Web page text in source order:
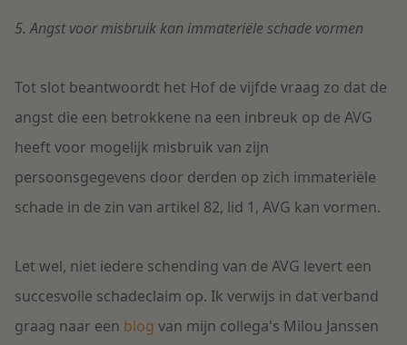
5. Angst voor misbruik kan immateriële schade vormen
Tot slot beantwoordt het Hof de vijfde vraag zo dat de
angst die een betrokkene na een inbreuk op de AVG
heeft voor mogelijk misbruik van zijn
persoonsgegevens door derden op zich immateriële
schade in de zin van artikel 82, lid 1, AVG kan vormen.
Let wel, niet iedere schending van de AVG levert een
succesvolle schadeclaim op. Ik verwijs in dat verband
graag naar een blog van mijn collega's Milou Janssen